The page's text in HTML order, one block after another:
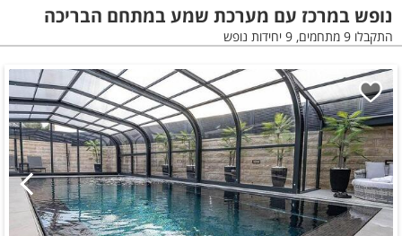
נופש במרכז עם מערכת שמע במתחם הבריכה
התקבלו 9 מתחמים, 9 יחידות נופש
תאריך מבוקש
כמות נופשים וחדרים מיון לפי התקבלו9
מתחמים, 9 יחידות
סינונים שנבחרו
הצג על
מפה